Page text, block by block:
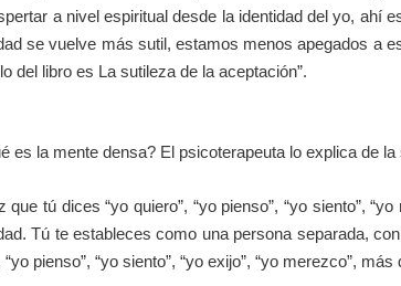
a nivel espiritual desde la identidad del yo, ahí
se vuelve más sutil, estamos menos apegados a
del libro es La sutileza de la aceptación”.
es la mente densa? El psicoterapeuta lo explica de la
que tú dices “yo quiero”, “yo pienso”, “yo siento”,
Tú te estableces como una persona separada,
“yo pienso”, “yo siento”, “yo exijo”, “yo merezco”,